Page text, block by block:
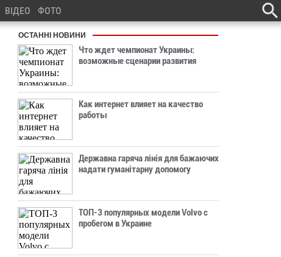
ВІДЕО ФОТО
ОСТАННІ НОВИНИ
Что ждет чемпионат Украины:
возможные сценарии развития
Как интернет влияет на качество
работы
Державна гаряча лінія для бажаючих
надати гуманітарну допомогу
ТОП-3 популярных модели Volvo с
пробегом в Украине